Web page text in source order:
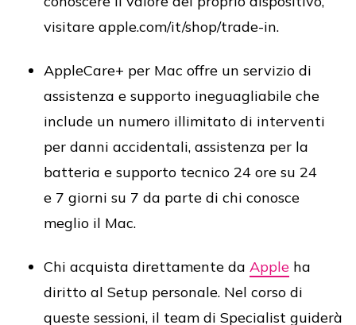
visitare apple.com/it/shop/trade-in.
AppleCare+ per Mac offre un servizio di
assistenza e supporto ineguagliabile che
include un numero illimitato di interventi
per danni accidentali, assistenza per la
batteria e supporto tecnico 24 ore su 24
e 7 giorni su 7 da parte di chi conosce
meglio il Mac.
Chi acquista direttamente da Apple ha
diritto al Setup personale. Nel corso di
queste sessioni, il team di Specialist guiderà